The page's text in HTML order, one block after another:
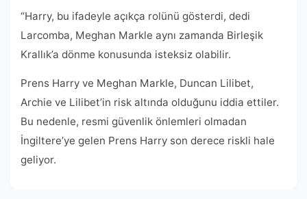
“Harry, bu ifadeyle açıkça rolünü gösterdi, dedi
Larcomba, Meghan Markle aynı zamanda Birleşik
Krallık’a dönme konusunda isteksiz olabilir.
Prens Harry ve Meghan Markle, Duncan Lilibet,
Archie ve Lilibet’in risk altında olduğunu iddia ettiler.
Bu nedenle, resmi güvenlik önlemleri olmadan
İngiltere’ye gelen Prens Harry son derece riskli hale
geliyor.